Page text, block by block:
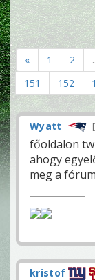
« 1 2
151
152
Wyatt
főoldalon
ahogy
meg a
kristof